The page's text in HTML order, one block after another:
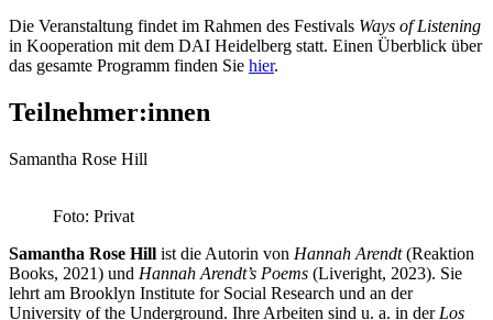
Die Veranstaltung findet im Rahmen des Festivals Ways of Listening
in Kooperation mit dem DAI Heidelberg statt. Einen Überblick über
das gesamte Programm finden Sie hier.
Teilnehmer:innen
Samantha Rose Hill
Foto: Privat
Samantha Rose Hill ist die Autorin von Hannah Arendt(Reaktion
Books, 2021) und Hannah Arendt’s Poems (Liveright, 2023). Sie
lehrt am Brooklyn Institute for Social Research und an der
University of the Underground. Ihre Arbeiten sind u. a. in der Los